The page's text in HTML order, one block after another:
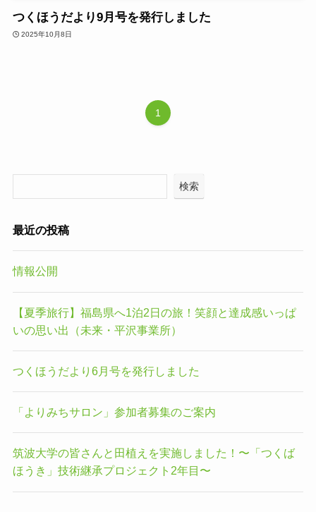
つくほうだより9月号を発行しました
2025年10月8日
1
検索
最近の投稿
情報公開
【夏季旅行】福島県へ1泊2日の旅！笑顔と達成感いっぱ
いの思い出（未来・平沢事業所）
つくほうだより6月号を発行しました
「よりみちサロン」参加者募集のご案内
筑波大学の皆さんと田植えを実施しました！〜「つくば
ほうき」技術継承プロジェクト2年目〜